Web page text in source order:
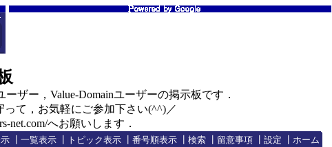
ザー，Value-Domainユーザーの掲示板です．
て，お気軽にご参加下さい(^^)／
net.com/へお願いします．
一覧表示 トピック表示 番号順表示 検索 留意事項 設定
ホーム